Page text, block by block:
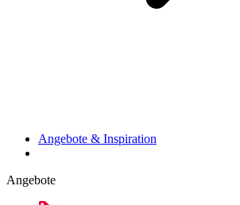
Angebote & Inspiration
Angebote